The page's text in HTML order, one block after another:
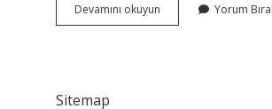
Devamını okuyun Varsayım
Hipotez
Yorum
Sitemap